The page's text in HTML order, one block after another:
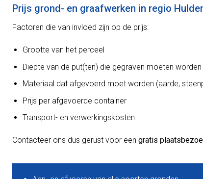
Prijs grond- en graafwerken in regio
Factoren die van invloed zijn op de prijs:
Grootte van het perceel
Diepte van de put(ten) die gegraven moeten worden
Materiaal dat afgevoerd moet worden (aarde,
Prijs per afgevoerde container
Transport- en verwerkingskosten
Contacteer ons dus gerust voor een gratis